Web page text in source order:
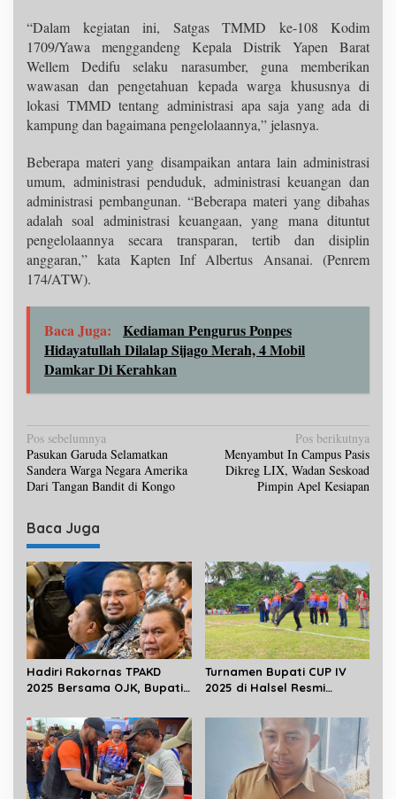
“Dalam kegiatan ini, Satgas TMMD ke-108 Kodim
1709/Yawa menggandeng Kepala Distrik Yapen Barat
Wellem Dedifu selaku narasumber, guna memberikan
wawasan dan pengetahuan kepada warga khususnya di
lokasi TMMD tentang administrasi apa saja yang ada di
kampung dan bagaimana pengelolaannya,” jelasnya.
Beberapa materi yang disampaikan antara lain administrasi
umum, administrasi penduduk, administrasi keuangan dan
administrasi pembangunan. “Beberapa materi yang dibahas
adalah soal administrasi keuangaan, yang mana dituntut
pengelolaannya secara transparan, tertib dan disiplin
anggaran,” kata Kapten Inf Albertus Ansanai. (Penrem
174/ATW).
Baca Juga:
Kediaman Pengurus Ponpes
Hidayatullah Dilalap Sijago Merah, 4 Mobil
Damkar Di Kerahkan
N
a
v
i
g
a
s
i
p
o
s
Pos sebelumnya
Pasukan Garuda Selamatkan
Sandera Warga Negara Amerika
Dari Tangan Bandit di Kongo
Pos berikutnya
Menyambut In Campus Pasis
Dikreg LIX, Wadan Seskoad
Pimpin Apel Kesiapan
Baca Juga
Hadiri Rakornas TPAKD
2025 Bersama OJK, Bupati
Keuangan Masyarakat
Turnamen Bupati CUP IV
2025 di Halsel Resmi